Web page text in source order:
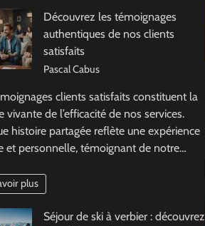
Découvrez les témoignages
authentiques de nos clients
satisfaits
Pascal Cabus
clients satisfaits constituent la
vivante de l’efficacité de nos services.
histoire partagée reflète une expérience
et personnelle, témoignant de notre…
plus
Séjour de ski à verbier : découvrez